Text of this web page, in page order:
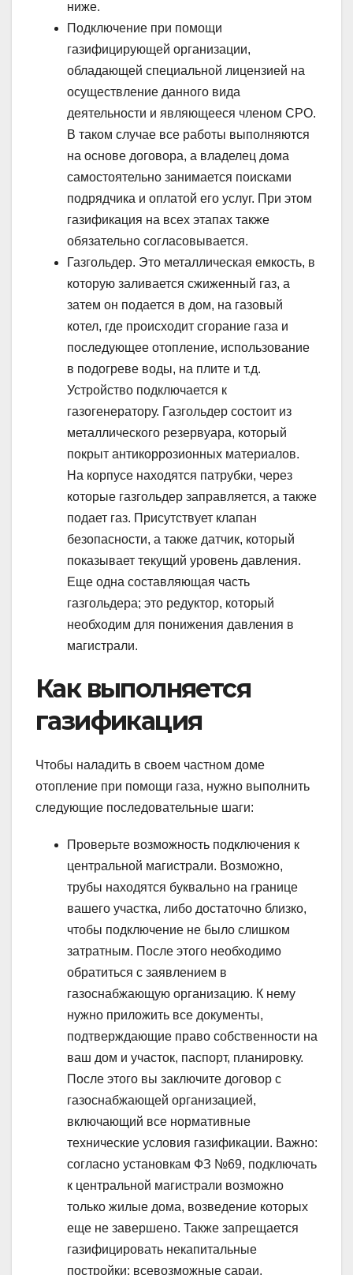
ниже.
Подключение при помощи
газифицирующей организации,
обладающей специальной лицензией на
осуществление данного вида
деятельности и являющееся членом СРО.
В таком случае все работы выполняются
на основе договора, а владелец дома
самостоятельно занимается поисками
подрядчика и оплатой его услуг. При этом
газификация на всех этапах также
обязательно согласовывается.
Газгольдер. Это металлическая емкость, в
которую заливается сжиженный газ, а
затем он подается в дом, на газовый
котел, где происходит сгорание газа и
последующее отопление, использование
в подогреве воды, на плите и т.д.
Устройство подключается к
газогенератору. Газгольдер состоит из
металлического резервуара, который
покрыт антикоррозионных материалов.
На корпусе находятся патрубки, через
которые газгольдер заправляется, а также
подает газ. Присутствует клапан
безопасности, а также датчик, который
показывает текущий уровень давления.
Еще одна составляющая часть
газгольдера; это редуктор, который
необходим для понижения давления в
магистрали.
Как выполняется
газификация
Чтобы наладить в своем частном доме
отопление при помощи газа, нужно выполнить
следующие последовательные шаги:
Проверьте возможность подключения к
центральной магистрали. Возможно,
трубы находятся буквально на границе
вашего участка, либо достаточно близко,
чтобы подключение не было слишком
затратным. После этого необходимо
обратиться с заявлением в
газоснабжающую организацию. К нему
нужно приложить все документы,
подтверждающие право собственности на
ваш дом и участок, паспорт, планировку.
После этого вы заключите договор с
газоснабжающей организацией,
включающий все нормативные
технические условия газификации. Важно:
согласно установкам ФЗ №69, подключать
к центральной магистрали возможно
только жилые дома, возведение которых
еще не завершено. Также запрещается
газифицировать некапитальные
постройки: всевозможные сараи,